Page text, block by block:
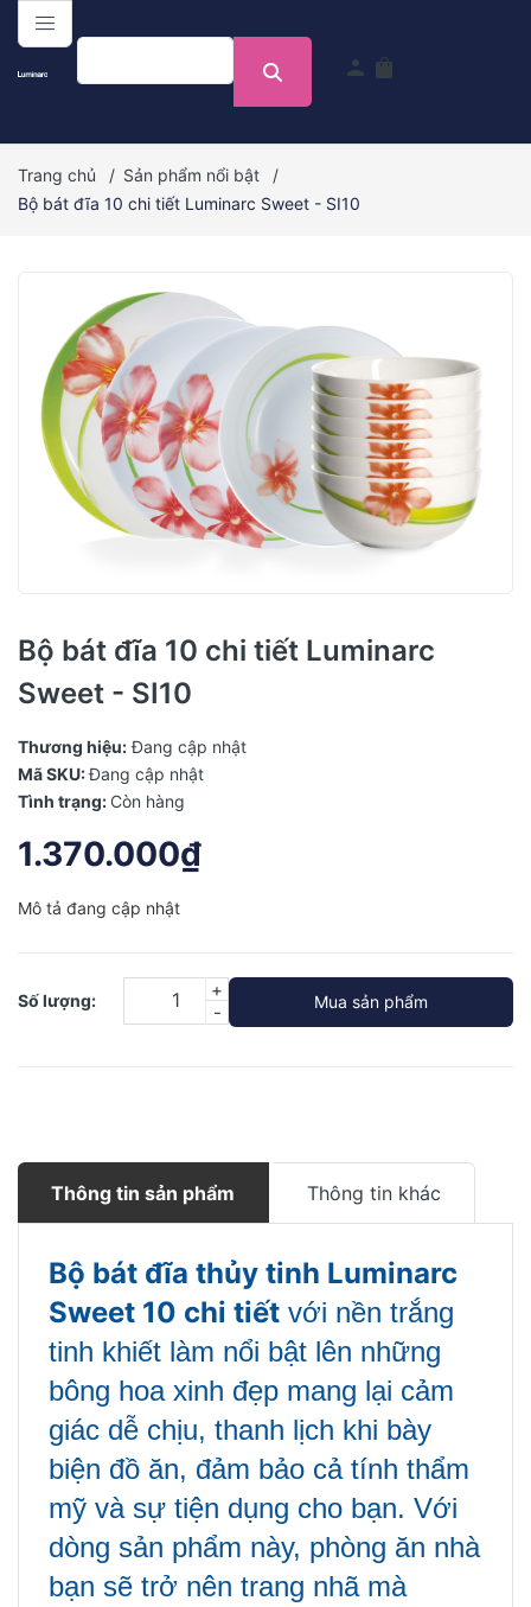
menu
person shopping_bag
Trang chủ / Sản phẩm nổi bật
/
Bộ bát đĩa 10 chi tiết Luminarc Sweet - SI10
Bộ bát đĩa 10 chi tiết Luminarc
Sweet - SI10
Thương hiệu:Đang cập nhật
Mã SKU:Đang cập nhật
Tình trạng: Còn hàng
1.370.000₫
Mô tả đang cập nhật
Số lượng:
-
+
Mua sản phẩm
Thông tin sản phẩm Thông tin khác
Bộ bát đĩa thủy tinh Luminarc
Sweet 10 chi tiết với nền trắng
tinh khiết làm nổi bật lên những
bông hoa xinh đẹp mang lại cảm
giác dễ chịu, thanh lịch khi bày
biện đồ ăn, đảm bảo cả tính thẩm
mỹ và sự tiện dụng cho bạn. Với
dòng sản phẩm này, phòng ăn nhà
bạn sẽ trở nên trang nhã mà